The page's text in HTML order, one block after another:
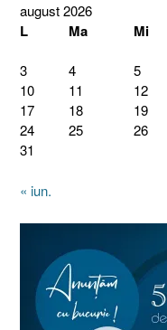
august 2026
L Ma Mi
3
4 5
10
11 12
17
18 19
24
25 26
31
« iun.